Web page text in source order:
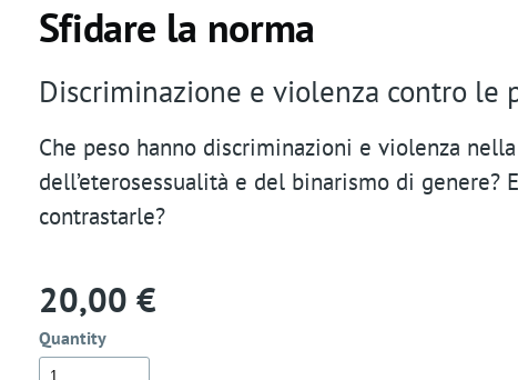
g
a
i
Sfidare la norma
Discriminazione e violenza contro le
Che peso hanno discriminazioni e violenza
dell’eterosessualità e del binarismo di
contrastarle?
20,00 €
Quantity